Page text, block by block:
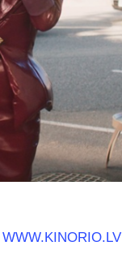
WWW.KINORIO.LV